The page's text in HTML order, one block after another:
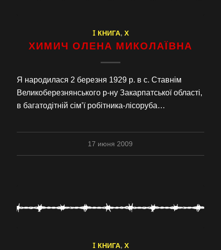
I КНИГА, Х
ХИМИЧ ОЛЕНА МИКОЛАЇВНА
Я народилася 2 березня 1929 р. в с. Ставнім
Великоберезнянського р-ну Закарпатської області,
в багатодітній сім’ї робітника-лісоруба…
17 июня 2009
I КНИГА, Х